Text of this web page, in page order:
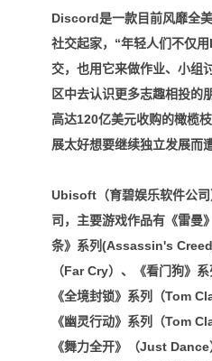
Discord是一款目前风靡全
社交起家，“年轻人们不仅
交，也用它来做作业、小组
区中去认识更多志趣相投的
高达120亿美元收购的橄榄
展太好想要继续独立发展而
Ubisoft（育碧娱乐软件公
司，主要游戏作品有《雷曼
条》系列(Assassin's
（Far Cry）、
《看门狗》系
《全境封锁》系列（Tom
《幽灵行动》系列（Tom
《舞力全开》（Just Dance